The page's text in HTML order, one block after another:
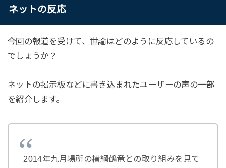
ネットの反応
今回の報道を受けて、世論はどのように反応しているの
でしょうか？
ネットの掲示板などに書き込まれたユーザーの声の一部
を紹介します。
2014年九月場所の横綱鶴竜との取り組みを見て